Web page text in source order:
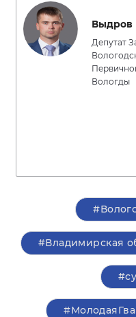
Выдров
Депутат
Вологды
#Владимирская